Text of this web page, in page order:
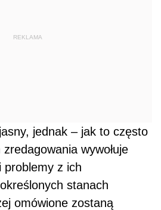
REKLAMA
jednak – jak to często
wywołuje
problemy z ich
stanach
omówione zostaną